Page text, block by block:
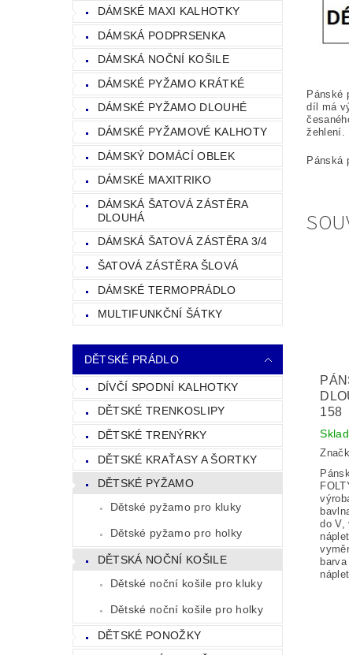
DÁMSKÉ MAXI KALHOTKY
DÁMSKÁ PODPRSENKA
DÁMSKÁ NOČNÍ KOŠILE
DÁMSKÉ PYŽAMO KRÁTKÉ
DÁMSKÉ PYŽAMO DLOUHÉ
DÁMSKÉ PYŽAMOVÉ KALHOTY
DÁMSKÝ DOMÁCÍ OBLEK
DÁMSKÉ MAXITRIKO
DÁMSKÁ ŠATOVÁ ZÁSTĚRA
DLOUHÁ
DÁMSKÁ ŠATOVÁ ZÁSTĚRA 3/4
ŠATOVÁ ZÁSTĚRA ŠLOVÁ
DÁMSKÉ TERMOPRÁDLO
MULTIFUNKČNÍ ŠÁTKY
DĚTSKÉ PRÁDLO
DÍVČÍ SPODNÍ KALHOTKY
DĚTSKÉ TRENKOSLIPY
DĚTSKÉ TRENÝRKY
DĚTSKÉ KRAŤASY A ŠORTKY
DĚTSKÉ PYŽAMO
Dětské pyžamo pro kluky
Dětské pyžamo pro holky
DĚTSKÁ NOČNÍ KOŠILE
Dětské noční košile pro kluky
Dětské noční košile pro holky
DĚTSKÉ PONOŽKY
Pánské
díl má
žehlení.
Pánská
158
do V,